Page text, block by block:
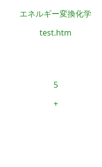
エネルギー変換化学
test.htm
5
+